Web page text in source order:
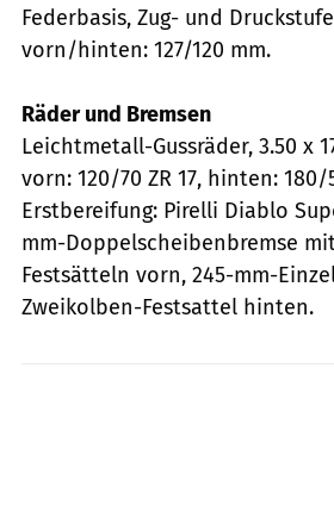
Federbasis, Zug- und
vorn/hinten: 127/120 mm.
Räder und Bremsen
Leichtmetall-Gussräder, 3.50 x
vorn: 120/70 ZR 17, hinten: 180/
Erstbereifung: Pirelli Diablo
mm-Doppelscheibenbremse
Festsätteln vorn, 245-mm-
Zweikolben-Festsattel hinten.